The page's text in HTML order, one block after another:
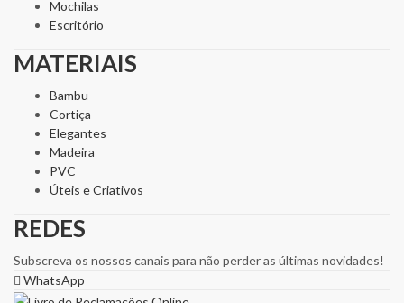
Mochilas
Escritório
MATERIAIS
Bambu
Cortiça
Elegantes
Madeira
PVC
Úteis e Criativos
REDES
Subscreva os nossos canais para não perder as últimas novidades!
WhatsApp